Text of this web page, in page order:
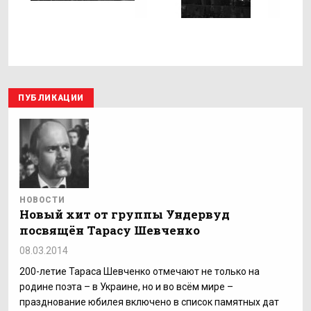
ПУБЛИКАЦИИ
НОВОСТИ
Новый хит от группы Ундервуд
посвящён Тарасу Шевченко
08.03.2014
200-летие Тараса Шевченко отмечают не только на
родине поэта – в Украине, но и во всём мире –
празднование юбилея включено в список памятных дат